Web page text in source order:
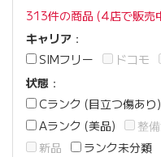
313件の商品 (4店で販売
キャリア ：
SIMフリー
ドコモ
状態 ：
Cランク (目立つ傷あり)
Aランク (美品)
整
新品
ランク未分類